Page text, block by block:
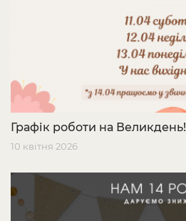
Графік роботи на Великдень!
10 квітня 2026